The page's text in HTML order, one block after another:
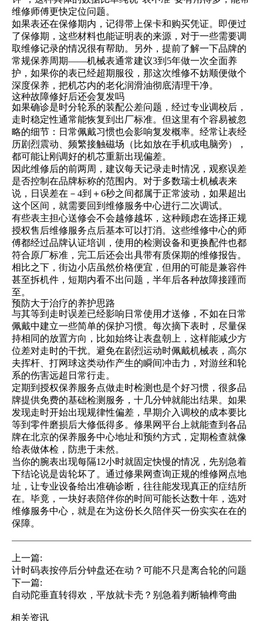
维修师傅更快定位问题。
如果表还在保修期内，记得带上保卡和购买凭证。即便过
了保修期，这些材料也能证明表的来源，对于一些需要调
取维修记录的情况很有帮助。另外，提前了解一下品牌的
常规保养周期——机械表通常建议3到5年做一次全面养
护，如果你的表已经超期服役，那这次维修不妨顺便做个
深度保养，把机芯内的老化润滑油彻底清理干净。
这种故障修好后还会复发吗
如果确诊是时分轮系的装配公差问题，经过专业调校后，
走时稳定性通常能恢复到出厂标准。但这里有个容易被忽
略的细节：日常佩戴习惯也会影响复发概率。经常让表经
历剧烈震动、频繁接触磁场（比如放在手机或电脑旁），
都可能让刚调好的机芯重新出现偏差。
因此维修后的前两周，建议每天记录走时情况，观察误差
是否控制在品牌标称的范围内。对于多数瑞士机械表来
说，日误差在－4到＋6秒之间都属于正常波动，如果超出
这个区间，就需要回到维修服务中心进行二次调试。
有些表主担心送修会不会越修越坏，这种顾虑在选择正规
授权售后维修服务点后基本可以打消。这些维修中心的师
傅都经过品牌认证培训，使用的检测设备和更换配件也都
符合原厂标准，完工后还会出具带有质保期的维修报告。
相比之下，街边小店虽然价格便宜，但用的可能是兼容件
甚至拆机件，短期内看不出问题，半年后各种故障接踵而
至。
预防大于治疗的养护思路
与其等到走时误差已经影响日常使用才送修，不如在日常
佩戴中建立一些简单的保护习惯。每次摘下表时，尽量保
持相同的放置方向，比如始终让表盘朝上，这样能减少方
位差对走时的干扰。避免在剧烈运动时佩戴机械表，高尔
夫挥杆、打网球这类动作产生的瞬间冲击力，对游丝和轮
系的伤害远超日常行走。
定期到授权保养服务点做走时检测也是个好习惯，很多品
牌提供免费的基础检测服务，十几分钟就能出结果。如果
发现走时开始出现规律性偏差，早期介入调校的成本要比
等到零件磨损后大修低得多。修果网平台上就能查到各品
牌在北京的保养服务中心地址和预约方式，定期检查就像
给表做体检，防患于未然。
当你的腕表出现每隔12小时就固定快慢的情况，先别急着
下结论说是齿轮坏了。通过修果网查询正规的维修网点地
址，让专业设备给出准确诊断，往往能发现真正的症结所
在。毕竟，一块好表陪伴你的时间可能长达数十年，选对
维修服务中心，就是在为这份长久陪伴买一份实实在在的
保障。
上一篇:
计时码表按停后分钟盘还在动？可能不只是离合轮的问题
下一篇:
自动陀垂直转得欢，平放就卡壳？别急着判断轴榫弯曲
相关资讯